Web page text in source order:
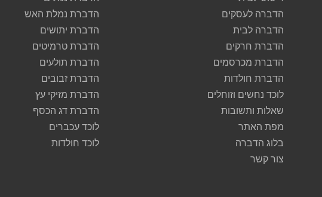
הדברה לעסקים
הדברה לבית
הדברת חרקים
הדברת מכרסמים
הדברת חולדות
לוכד נחשים וזוחלים
שאלות ותשובות
מפת האתר
בלוג הדברה
צור קשר
הדברת נמלת האש
הדברת יתושים
הדברת טרמיטים
הדברת תולעים
הדברת זבובים
הדברת מזיקי עץ
הדברת דג הכסף
לוכד עכברים
לוכד חולדות